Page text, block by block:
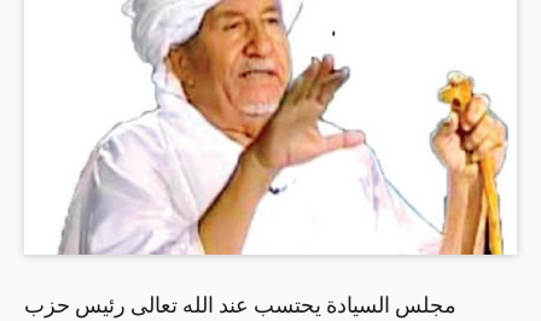
مجلس السيادة يحتسب عند الله تعالى رئيس حزب